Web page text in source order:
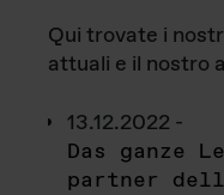
Qui trovate i
attuali e il nostro
13.12.2022 -
Das ganze
partner